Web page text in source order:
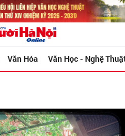
Văn Hóa Văn Học - Nghệ